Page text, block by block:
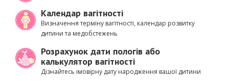
Календар вагітності
Визначення терміну вагітності, календар розвитку
дитини та медобстежень
Розрахунок дати пологів або
калькулятор вагітності
Дізнайтесь імовірну дату народження вашої дитини